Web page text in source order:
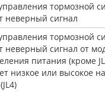
тормозной
неверный сигнал
тормозной
неверный сигнал от
питания (кроме
низкое или высокое